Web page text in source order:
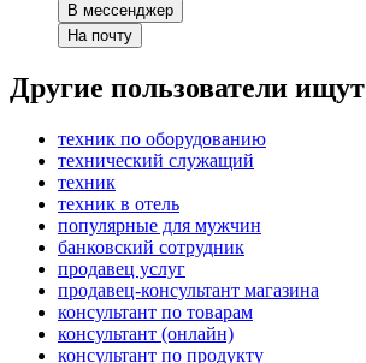
В мессенджер
На почту
Другие пользователи ищут
техник по оборудованию
технический служащий
техник
техник в отель
популярные для мужчин
банковский сотрудник
продавец услуг
продавец-консультант магазина
консультант по товарам
консультант (онлайн)
консультант по продукту